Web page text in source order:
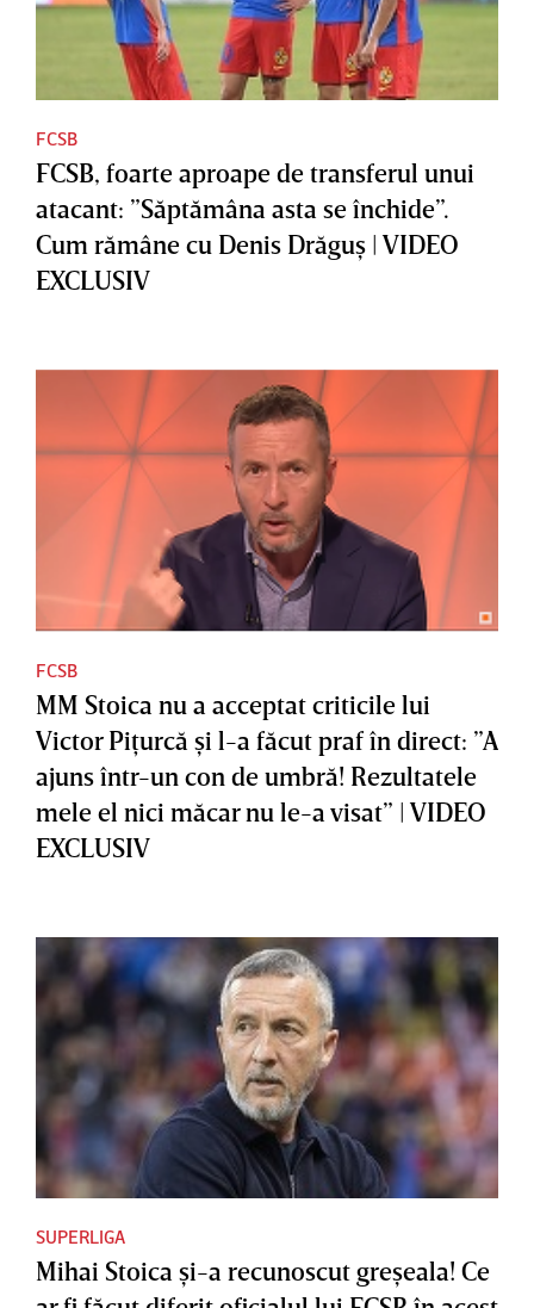
FCSB
FCSB, foarte aproape de transferul unui
atacant: ”Săptămâna asta se închide”.
Cum rămâne cu Denis Drăguş | VIDEO
EXCLUSIV
FCSB
MM Stoica nu a acceptat criticile lui
Victor Piţurcă şi l-a făcut praf în direct: ”A
ajuns într-un con de umbră! Rezultatele
mele el nici măcar nu le-a visat” | VIDEO
EXCLUSIV
SUPERLIGA
Mihai Stoica şi-a recunoscut greşeala! Ce